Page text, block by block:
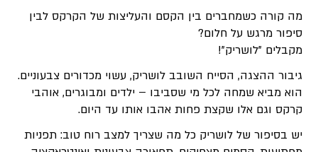
מה קורה כשמחברים בין הקסם והעליצות של הקרקס לבין
סיפור מרגש על חלום?
מקבלים "לושריק"!
גיבור ההצגה, הסייח השובב לושריק, עשוי מכדורים צבעוניים.
הוא מביא שמחה לכל מי שסביבו – ילדים ומבוגרים, אוהבי
קרקס וגם אלו שקצת פחות אהבו אותו עד היום.
יש בסיפור של לושריק כל מה שצריך למצב רוח טוב: תפניות